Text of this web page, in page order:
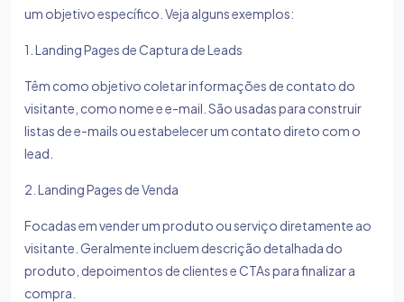
um objetivo específico. Veja alguns exemplos:
1. Landing Pages de Captura de Leads
Têm como objetivo coletar informações de contato do
visitante, como nome e e-mail. São usadas para construir
listas de e-mails ou estabelecer um contato direto com o
lead.
2. Landing Pages de Venda
Focadas em vender um produto ou serviço diretamente ao
visitante. Geralmente incluem descrição detalhada do
produto, depoimentos de clientes e CTAs para finalizar a
compra.